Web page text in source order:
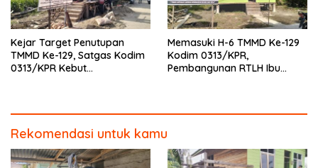
Kejar Target Penutupan
TMMD Ke-129, Satgas Kodim
0313/KPR Kebut
Memasuki H-6 TMMD Ke-129
Kodim 0313/KPR,
Pembangunan RTLH Ibu
Rekomendasi untuk kamu